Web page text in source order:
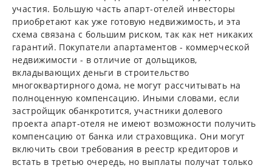
участия. Большую часть апарт-отелей инвесторы
приобретают как уже готовую недвижимость, и эта
схема связана с большим риском, так как нет никаких
гарантий. Покупатели апартаментов - коммерческой
недвижимости - в отличие от дольщиков,
вкладывающих деньги в строительство
многоквартирного дома, не могут рассчитывать на
полноценную компенсацию. Иными словами, если
застройщик обанкротится, участники долевого
проекта апарт-отеля не имеют возможности получить
компенсацию от банка или страховщика. Они могут
включить свои требования в реестр кредиторов и
встать в третью очередь, но выплаты получат только